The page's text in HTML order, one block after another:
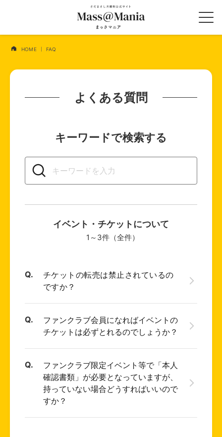
HOME FAQ
よくある質問
キーワードで検索する
イベント・チケットについて
1～3件（全件）
チケットの転売は禁止されているの
ですか？
ファンクラブ会員になればイベントの
チケットは必ずとれるのでしょうか？
ファンクラブ限定イベント等で「本人
確認書類」が必要となっていますが、
持っていない場合どうすればいいので
すか？